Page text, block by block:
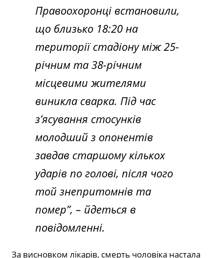
Правоохоронці встановили,
що близько 18:20 на
території стадіону між 25-
річним та 38-річним
місцевими жителями
виникла сварка. Під час
з’ясування стосунків
молодший з опонентів
завдав старшому кількох
ударів по голові, після чого
той знепритомнів та
помер”, – йдеться в
повідомленні.
За висновком лікарів, смерть чоловіка настала